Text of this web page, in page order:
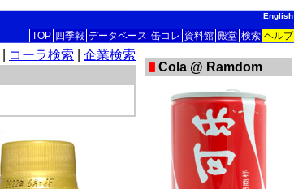
TOP 四季報 データベース 缶コレ 資料館 殿堂 検索 ヘルプ
English
コーラ検索 企業検索
Cola @ Ramdom